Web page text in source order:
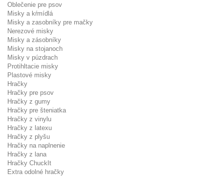
Oblečenie pre psov
Misky a kŕmídlá
Misky a zasobníky pre mačky
Nerezové misky
Misky a zásobníky
Misky na stojanoch
Misky v púzdrach
Protihltacie misky
Plastové misky
Hračky
Hračky pre psov
Hračky z gumy
Hračky pre šteniatka
Hračky z vinylu
Hračky z latexu
Hračky z plyšu
Hračky na naplnenie
Hračky z lana
Hračky ChuckIt
Extra odolné hračky